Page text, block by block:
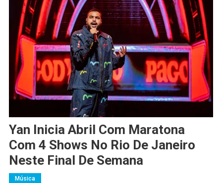
Yan Inicia Abril Com Maratona
Com 4 Shows No Rio De Janeiro
Neste Final De Semana
Música